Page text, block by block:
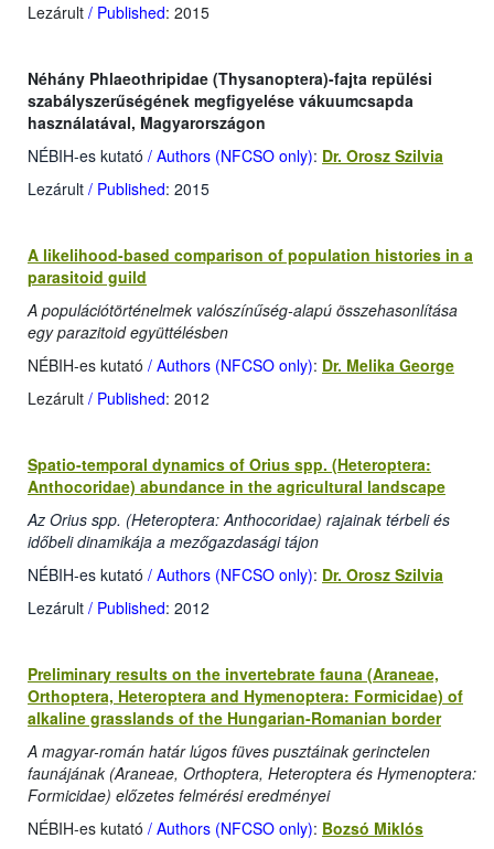
Lezárult / Published: 2015
Néhány Phlaeothripidae (Thysanoptera)-fajta repülési
szabályszerűségének megfigyelése vákuumcsapda
használatával, Magyarországon
NÉBIH-es kutató / Authors (NFCSO only): Dr. Orosz Szilvia
Lezárult / Published: 2015
A likelihood-based comparison of population histories in a
parasitoid guild
A populációtörténelmek valószínűség-alapú összehasonlítása
egy parazitoid együttélésben
NÉBIH-es kutató / Authors (NFCSO only): Dr. Melika George
Lezárult / Published: 2012
Spatio-temporal dynamics of Orius spp. (Heteroptera:
Anthocoridae) abundance in the agricultural landscape
Az Orius spp. (Heteroptera: Anthocoridae) rajainak térbeli és
időbeli dinamikája a mezőgazdasági tájon
NÉBIH-es kutató / Authors (NFCSO only): Dr. Orosz Szilvia
Lezárult / Published: 2012
Preliminary results on the invertebrate fauna (Araneae,
Orthoptera, Heteroptera and Hymenoptera: Formicidae) of
alkaline grasslands of the Hungarian-Romanian border
A magyar-román határ lúgos füves pusztáinak gerinctelen
faunájának (Araneae, Orthoptera, Heteroptera és Hymenoptera:
Formicidae) előzetes felmérési eredményei
NÉBIH-es kutató / Authors (NFCSO only): Bozsó Miklós